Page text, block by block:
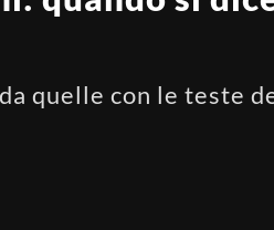
quelle con le teste